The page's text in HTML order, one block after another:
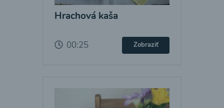
Hrachová kaša
00:25 Zobraziť